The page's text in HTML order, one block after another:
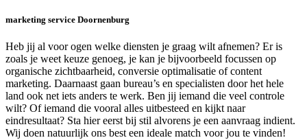
marketing service Doornenburg
Heb jij al voor ogen welke diensten je graag wilt afnemen? Er is
zoals je weet keuze genoeg, je kan je bijvoorbeeld focussen op
organische zichtbaarheid, conversie optimalisatie of content
marketing. Daarnaast gaan bureau’s en specialisten door het hele
land ook net iets anders te werk. Ben jij iemand die veel controle
wilt? Of iemand die vooral alles uitbesteed en kijkt naar
eindresultaat? Sta hier eerst bij stil alvorens je een aanvraag indient.
Wij doen natuurlijk ons best een ideale match voor jou te vinden!